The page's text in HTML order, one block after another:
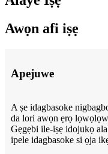
Awọn afi iṣẹ
Apejuwe
A ṣe idagbasoke
da lori awọn ẹrọ
Gẹgẹbi ile-iṣẹ idojukọ
ipele idagbasoke si ọja